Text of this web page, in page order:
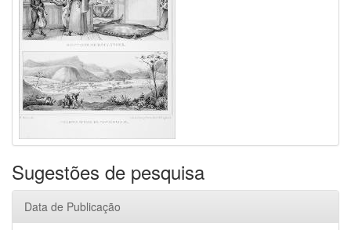
Sugestões de pesquisa
Data de Publicação